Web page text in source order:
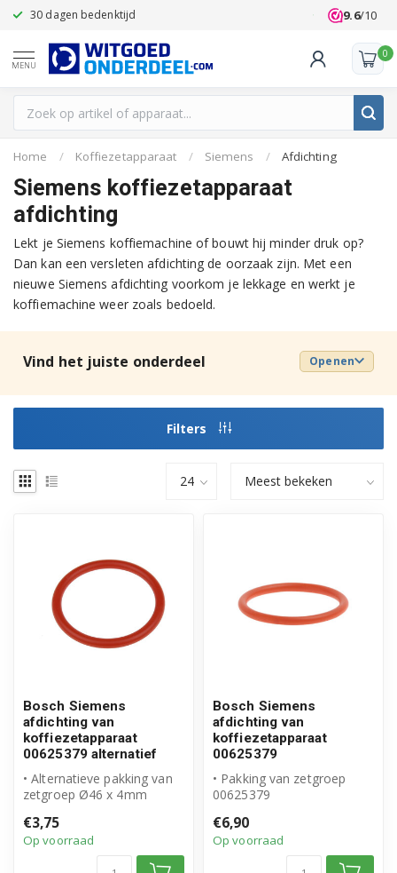
30 dagen bedenktijd Klanten
9.6/10
MENU
0
Home / Koffiezetapparaat / Siemens / Afdichting
Siemens koffiezetapparaat
afdichting
Lekt je Siemens koffiemachine of bouwt hij minder druk op?
Dan kan een versleten afdichting de oorzaak zijn. Met een
nieuwe Siemens afdichting voorkom je lekkage en werkt je
koffiemachine weer zoals bedoeld.
Vind het juiste onderdeel Openen
Filters
Bosch Siemens
afdichting van
koffiezetapparaat
00625379 alternatief
• Alternatieve pakking van
zetgroep Ø46 x 4mm
Siemens kof...
€3,75
Op voorraad
Bosch Siemens
afdichting van
koffiezetapparaat
00625379
• Pakking van zetgroep
00625379
product
€6,90
Op voorraad